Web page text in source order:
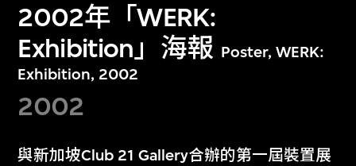
2002年「WERK:
Exhibition」海報 Poster, WERK:
Exhibition, 2002
2002
與新加坡Club 21 Gallery合辦的第一屆裝置展